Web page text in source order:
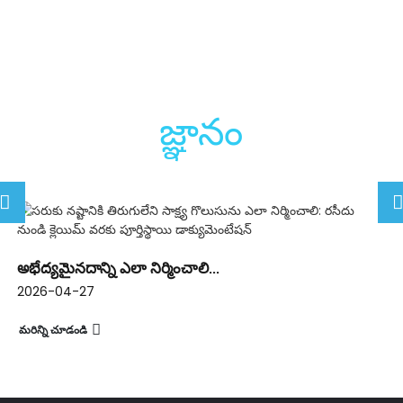
జ్ఞానం
అభేద్యమైనదాన్ని ఎలా నిర్మించాలి...
2026-04-27
మరిన్ని చూడండి